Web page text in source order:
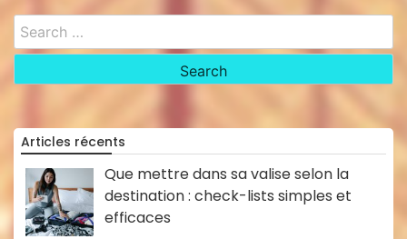
Search
for:
Articles récents
Que mettre dans sa valise selon la
destination : check-lists simples et
efficaces